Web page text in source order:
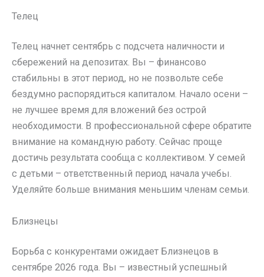
Телец
Телец начнет сентябрь с подсчета наличности и
сбережений на депозитах. Вы – финансово
стабильны в этот период, но не позвольте себе
бездумно распорядиться капиталом. Начало осени –
не лучшее время для вложений без острой
необходимости. В профессиональной сфере обратите
внимание на командную работу. Сейчас проще
достичь результата сообща с коллективом. У семей
с детьми – ответственный период начала учебы.
Уделяйте больше внимания меньшим членам семьи.
Близнецы
Борьба с конкурентами ожидает Близнецов в
сентябре 2026 года. Вы – известный успешный